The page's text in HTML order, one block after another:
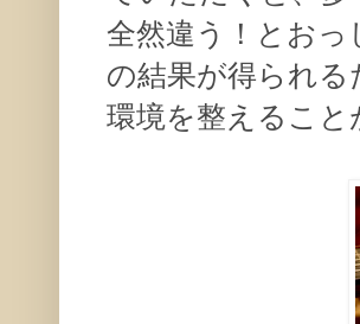
全然違う！とお
の結果が得られ
環境を整えるこ